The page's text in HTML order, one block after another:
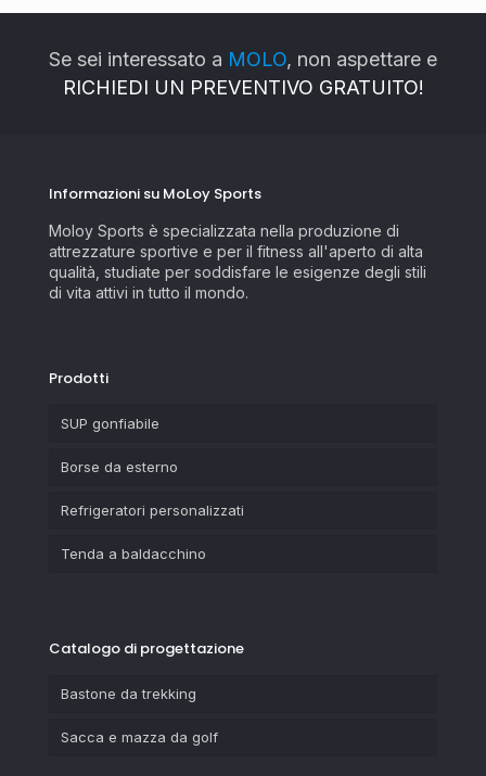
Se sei interessato a MOLO, non aspettare e
RICHIEDI UN PREVENTIVO GRATUITO!
Informazioni su MoLoy Sports
Moloy Sports è specializzata nella produzione di
attrezzature sportive e per il fitness all'aperto di alta
qualità, studiate per soddisfare le esigenze degli stili
di vita attivi in tutto il mondo.
Prodotti
SUP gonfiabile
Borse da esterno
Refrigeratori personalizzati
Tenda a baldacchino
Catalogo di progettazione
Bastone da trekking
Sacca e mazza da golf